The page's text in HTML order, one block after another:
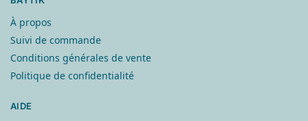
À propos
Suivi de commande
Conditions générales de vente
Politique de confidentialité
AIDE